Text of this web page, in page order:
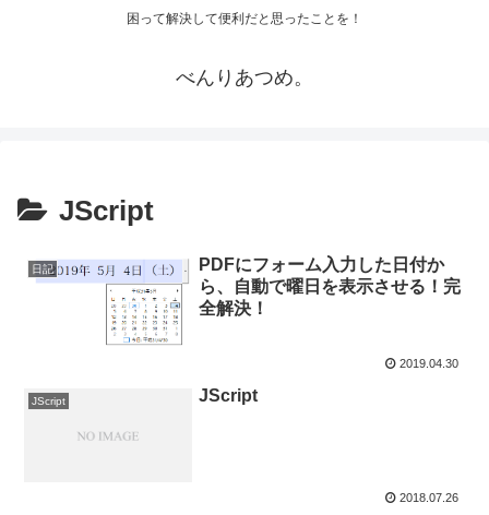
困って解決して便利だと思ったことを！
べんりあつめ。
JScript
日記
PDFにフォーム入力した日付か
ら、自動で曜日を表示させる！完
全解決！
2019.04.30
JScript JScript
2018.07.26